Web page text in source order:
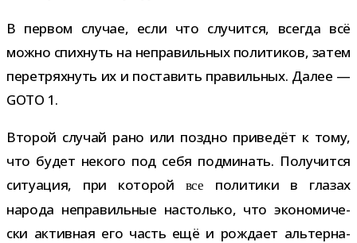
В пер­вом слу­чае, если что слу­чится, все­гда всё
можно спих­нуть на непра­виль­ных поли­ти­ков, затем
пере­трях­нуть их и поста­вить пра­виль­ных. Далее —
GOTO 1.
Второй слу­чай рано или поздно при­ве­дёт к тому,
что будет некого под себя под­ми­нать. Получится
ситу­а­ция, при кото­рой
все
поли­тики в гла­зах
народа непра­виль­ные настолько, что эко­но­ми­че­
ски актив­ная его часть ещё и рож­дает аль­тер­на­